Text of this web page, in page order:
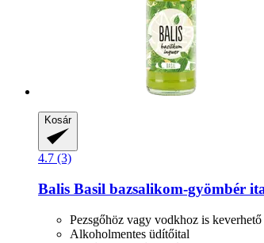
Kosár
4.7 (3)
Balis Basil bazsalikom-​gyömbér
Pezsgőhöz vagy vodkhoz is keverhető
Alkoholmentes üdítőital